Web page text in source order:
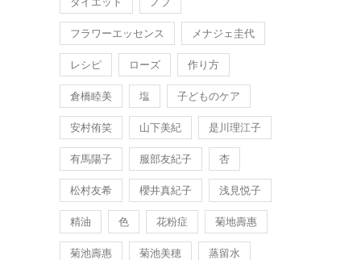
フラワーエッセンス メナジェ圭代
レシピ ローズ 作り方
倉橋睦美 塩 子どものケア
安村侑笑 山下美紀 是川理江子
有馬陽子 服部友紀子 杏
松村友希 櫻井真紀子 浅見悦子
精油 色 花粉症 菊地壽惠
菊池壽惠 菊池美穂 蒸留水